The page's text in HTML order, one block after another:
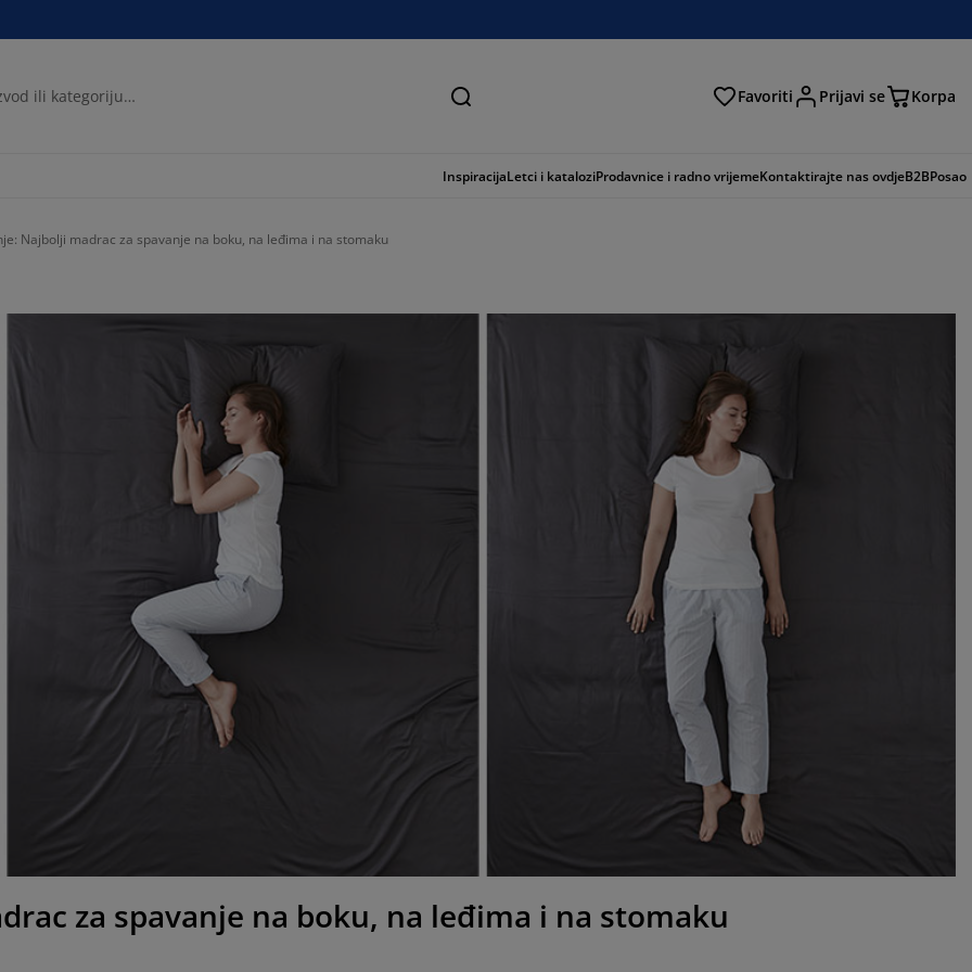
Traži Favoriti Prijavi se Korpa
InspiracijaLetci i kataloziProdavnice i radno vrijemeKontaktirajte nas ovdjeB2BPosao
Najbolji madrac za spavanje na boku, na leđima i na stomaku
za spavanje na boku, na leđima i na stomaku